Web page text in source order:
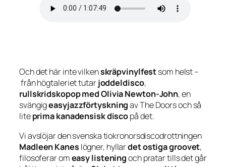
Och det här inte vilkenskräpvinylfestsom helst –
från högtaleriet tutarjoddeldisco,
rullskridskopop med Olivia Newton-John, en
svängigeasyjazzförtyskningav The Doors och så
liteprima kanadensisk discopå det.
Vi avslöjar den svenska tiokronorsdiscodrottningen
Madleen Kanes lögner, hyllardet ostiga groovet,
filosoferar omeasy listeningoch pratar tills det går